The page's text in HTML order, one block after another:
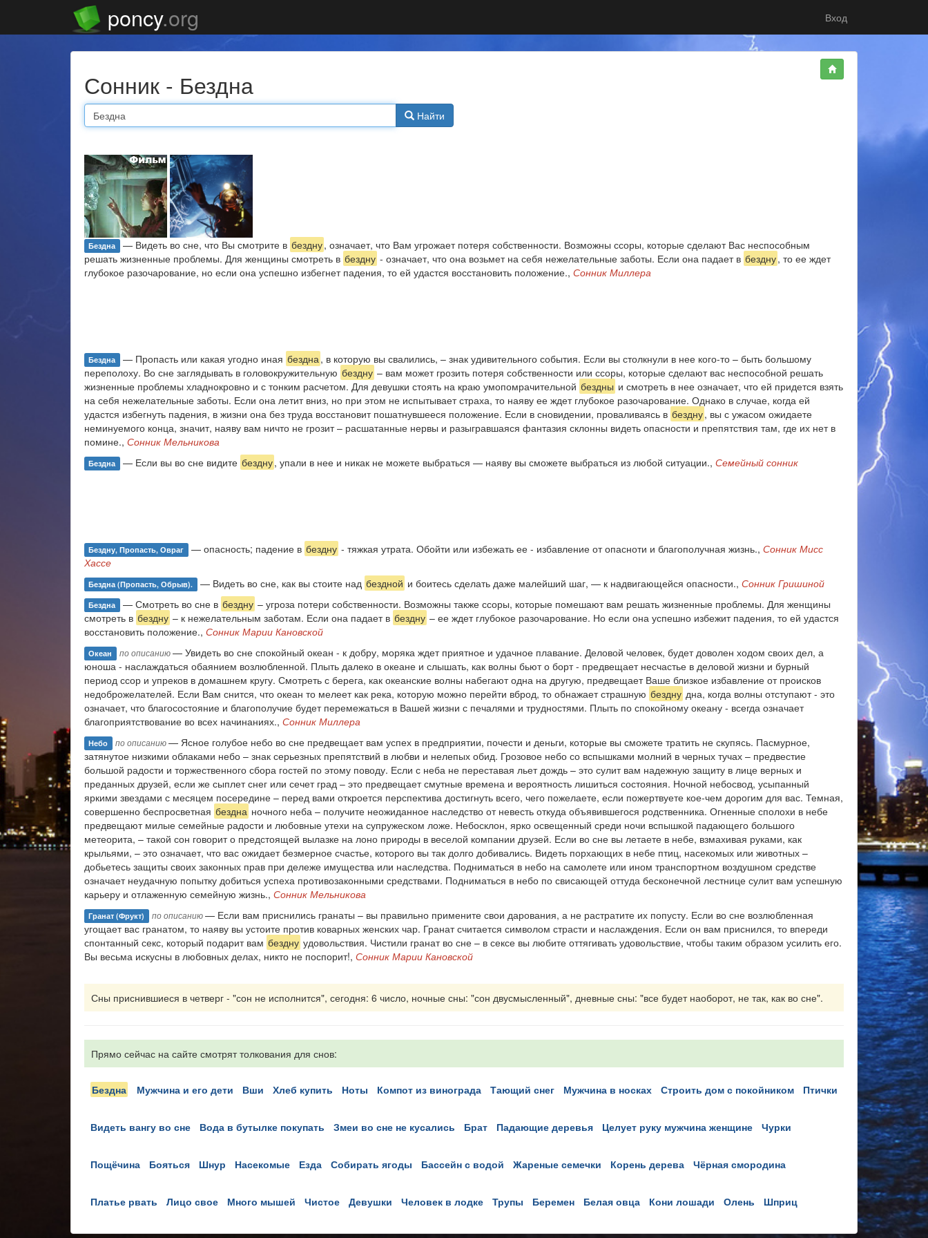
poncy.org Вход
Сонник - Бездна
Найти
Бездна — Видеть во сне, что Вы смотрите в бездну, означает, что Вам угрожает потеря собственности. Возможны ссоры, которые сделают Вас неспособным
решать жизненные проблемы. Для женщины смотреть в бездну - означает, что она возьмет на себя нежелательные заботы. Если она падает в бездну, то ее ждет
глубокое разочарование, но если она успешно избегнет падения, то ей удастся восстановить положение., Сонник Миллера
Бездна — Пропасть или какая угодно иная бездна, в которую вы свалились, – знак удивительного события. Если вы столкнули в нее кого-то – быть большому
переполоху. Во сне заглядывать в головокружительную бездну – вам может грозить потеря собственности или ссоры, которые сделают вас неспособной решать
жизненные проблемы хладнокровно и с тонким расчетом. Для девушки стоять на краю умопомрачительной бездны и смотреть в нее означает, что ей придется взять
на себя нежелательные заботы. Если она летит вниз, но при этом не испытывает страха, то наяву ее ждет глубокое разочарование. Однако в случае, когда ей
удастся избегнуть падения, в жизни она без труда восстановит пошатнувшееся положение. Если в сновидении, проваливаясь в бездну, вы с ужасом ожидаете
неминуемого конца, значит, наяву вам ничто не грозит – расшатанные нервы и разыгравшаяся фантазия склонны видеть опасности и препятствия там, где их нет в
помине., Сонник Мельникова
Бездна — Если вы во сне видите бездну, упали в нее и никак не можете выбраться — наяву вы сможете выбраться из любой ситуации., Семейный сонник
Бездну, Пропасть, Овраг — опасность; падение в бездну - тяжкая утрата. Обойти или избежать ее - избавление от опасноти и благополучная жизнь., Сонник Мисс
Хассе
Бездна (пропасть, Обрыв). — Видеть во сне, как вы стоите над бездной и боитесь сделать даже малейший шаг, — к надвигающейся опасности., Сонник Гришиной
Бездна — Смотреть во сне в бездну – угроза потери собственности. Возможны также ссоры, которые помешают вам решать жизненные проблемы. Для женщины
смотреть в бездну – к нежелательным заботам. Если она падает в бездну – ее ждет глубокое разочарование. Но если она успешно избежит падения, то ей удастся
восстановить положение., Сонник Марии Кановской
Океан по описанию— Увидеть во сне спокойный океан - к добру, моряка ждет приятное и удачное плавание. Деловой человек, будет доволен ходом своих дел, а
юноша - наслаждаться обаянием возлюбленной. Плыть далеко в океане и слышать, как волны бьют о борт - предвещает несчастье в деловой жизни и бурный
период ссор и упреков в домашнем кругу. Смотреть с берега, как океанские волны набегают одна на другую, предвещает Ваше близкое избавление от происков
недоброжелателей. Если Вам снится, что океан то мелеет как река, которую можно перейти вброд, то обнажает страшную бездну дна, когда волны отступают - это
означает, что благосостояние и благополучие будет перемежаться в Вашей жизни с печалями и трудностями. Плыть по спокойному океану - всегда означает
благоприятствование во всех начинаниях., Сонник Миллера
Небо по описанию— Ясное голубое небо во сне предвещает вам успех в предприятии, почести и деньги, которые вы сможете тратить не скупясь. Пасмурное,
затянутое низкими облаками небо – знак серьезных препятствий в любви и нелепых обид. Грозовое небо со вспышками молний в черных тучах – предвестие
большой радости и торжественного сбора гостей по этому поводу. Если с неба не переставая льет дождь – это сулит вам надежную защиту в лице верных и
преданных друзей, если же сыплет снег или сечет град – это предвещает смутные времена и вероятность лишиться состояния. Ночной небосвод, усыпанный
яркими звездами с месяцем посередине – перед вами откроется перспектива достигнуть всего, чего пожелаете, если пожертвуете кое-чем дорогим для вас. Темная,
совершенно беспросветная бездна ночного неба – получите неожиданное наследство от невесть откуда объявившегося родственника. Огненные сполохи в небе
предвещают милые семейные радости и любовные утехи на супружеском ложе. Небосклон, ярко освещенный среди ночи вспышкой падающего большого
метеорита, – такой сон говорит о предстоящей вылазке на лоно природы в веселой компании друзей. Если во сне вы летаете в небе, взмахивая руками, как
крыльями, – это означает, что вас ожидает безмерное счастье, которого вы так долго добивались. Видеть порхающих в небе птиц, насекомых или животных –
добьетесь защиты своих законных прав при дележе имущества или наследства. Подниматься в небо на самолете или ином транспортном воздушном средстве
означает неудачную попытку добиться успеха противозаконными средствами. Подниматься в небо по свисающей оттуда бесконечной лестнице сулит вам успешную
карьеру и отлаженную семейную жизнь., Сонник Мельникова
Гранат (фрукт) по описанию— Если вам приснились гранаты – вы правильно примените свои дарования, а не растратите их попусту. Если во сне возлюбленная
угощает вас гранатом, то наяву вы устоите против коварных женских чар. Гранат считается символом страсти и наслаждения. Если он вам приснился, то впереди
спонтанный секс, который подарит вам бездну удовольствия. Чистили гранат во сне – в сексе вы любите оттягивать удовольствие, чтобы таким образом усилить его.
Вы весьма искусны в любовных делах, никто не поспорит!, Сонник Марии Кановской
Сны приснившиеся в четверг - "сон не исполнится", сегодня: 6 число, ночные сны: "сон двусмысленный", дневные сны: "все будет наоборот, не так, как во сне".
Прямо сейчас на сайте смотрят толкования для снов:
бездна мужчина и его дети вши хлеб купить ноты компот из винограда тающий снег мужчина в носках строить дом с покойником птички
видеть вангу во сне вода в бутылке покупать змеи во сне не кусались брат падающие деревья целует руку мужчина женщине чурки
пощёчина бояться шнур насекомые езда собирать ягоды бассейн с водой жареные семечки корень дерева чёрная смородина
платье рвать лицо свое много мышей чистое девушки человек в лодке трупы беремен белая овца кони лошади олень шприц